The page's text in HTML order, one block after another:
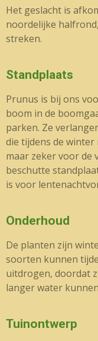
Het geslacht is
noordelijke
streken.
Standplaats
Prunus is bij ons
boom in de
parken. Ze
die tijdens de
maar zeker voor de
beschutte
is voor
Onderhoud
De planten zijn
soorten kunnen
uitdrogen, doordat
langer water
Tuinontwerp